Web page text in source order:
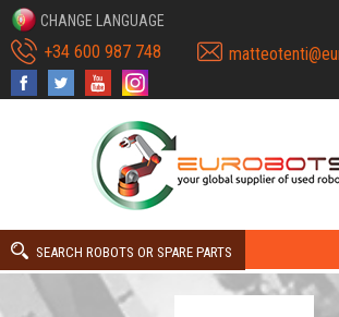
CHANGE LANGUAGE
+34 600 987 748
SEARCH ROBOTS OR SPARE PARTS